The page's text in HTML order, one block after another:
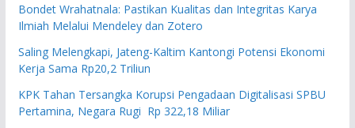
Bondet Wrahatnala: Pastikan Kualitas dan Integritas Karya
Ilmiah Melalui Mendeley dan Zotero
Saling Melengkapi, Jateng-Kaltim Kantongi Potensi Ekonomi
Kerja Sama Rp20,2 Triliun
KPK Tahan Tersangka Korupsi Pengadaan Digitalisasi SPBU
Pertamina, Negara Rugi Rp 322,18 Miliar